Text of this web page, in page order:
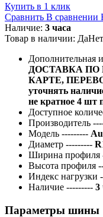
Купить в 1 клик
Сравнить В сравнении
Наличие: 3 часа
Товар в наличии: ДаНет
Дополнительная
ДОСТАВКА ПО
КАРТЕ,
уточнять
не кратное 4 шт
Доступное
Производитель
Модель ---------
Диаметр ---------
Ширина профиля
Высота профиля
Индекс нагрузки
Наличие --------- 3
Параметры шины